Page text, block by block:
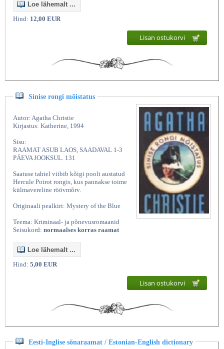
Loe lähemalt ...
Hind: 12,00 EUR
Lisan ostukorvi
Sinise rongi mõistatus
Autor: Agatha Christie
Kirjastus: Katherine, 1994
Sisu:
RAAMAT ASUB LAOS, SAADAVAL 1-3
PÄEVA JOOKSUL. 131
Saatuse tahtel viibib kõigi poolt austatud
Hercule Poirot rongis, kus pannakse toime
külmavereline röövmõrv.
Originaali pealkiri: Mystery of the Blue
Teema: Kriminaal- ja põnevusromaanid
Seisukord: normaalses korras raamat
Loe lähemalt ...
Hind: 5,00 EUR
Lisan ostukorvi
Eesti-Inglise sõnaraamat / Estonian-English dictionary